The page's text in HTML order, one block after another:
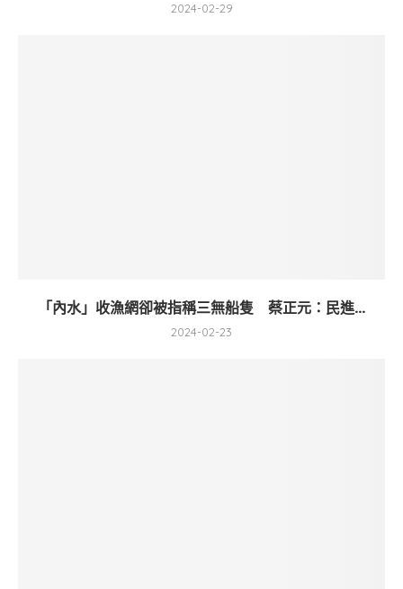
2024-02-29
「內水」收漁網卻被指稱三無船隻 蔡正元：民進...
2024-02-23